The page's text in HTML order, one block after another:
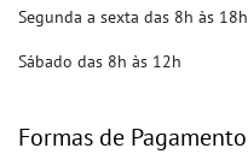
Segunda a sexta das 8h às 18h
Sábado das 8h às 12h
Formas de Pagamento